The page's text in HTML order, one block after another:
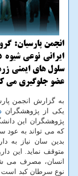
انجمن پارسیان:
ایرانی نوعی
سلول های ایمنی
عضو جلوگیری می
به گزارش انجمن
یکی از پژوهشگران
پژوهشگران این
که می تواند به عود
بدین سان نیاز به
متوقف نماید. این
انسان، مصرف می
نوع سرطان کبد است